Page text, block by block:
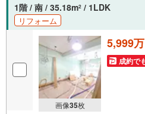
1階 / 南 / 35.18m2 / 1LDK
リフォーム
画像35枚
5,999
成約で